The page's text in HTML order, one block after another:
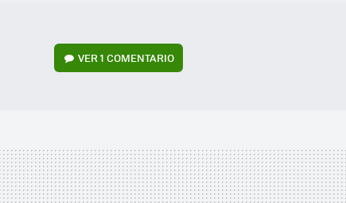
VER1 COMENTARIO